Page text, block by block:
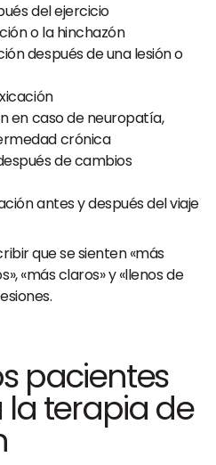
del ejercicio
o la hinchazón
después de una lesión o
en caso de neuropatía,
crónica
de cambios
antes y después del viaje
que se sienten «más
«más claros» y «llenos de
pacientes
terapia de